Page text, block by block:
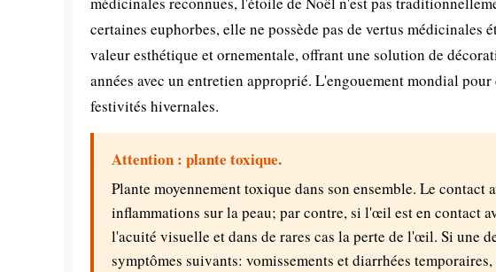
certaines euphorbes, elle ne possède pas de vertus médicinales
valeur esthétique et ornementale, offrant une solution de
années avec un entretien approprié. L'engouement mondial
festivités hivernales.
Attention : plante toxique.
Plante moyennement toxique dans son ensemble. Le
inflammations sur la peau; par contre, si l'œil est en contact
l'acuité visuelle et dans de rares cas la perte de l'œil. Si une
symptômes suivants: vomissements et diarrhées